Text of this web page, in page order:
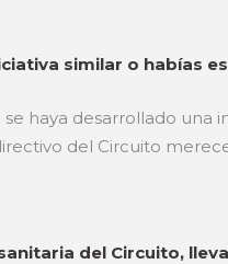
similar o habías
haya desarrollado una
del Circuito
del Circuito,